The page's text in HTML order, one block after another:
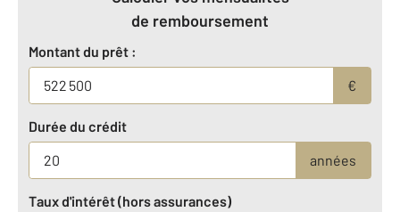
de remboursement
Montant du prêt :
€
Durée du crédit
années
Taux d'intérêt (hors assurances)